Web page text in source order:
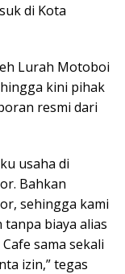
di Kota
Lurah Motoboi
kini pihak
resmi dari
usaha di
Bahkan
sehingga kami
biaya alias
sama sekali
izin,” tegas